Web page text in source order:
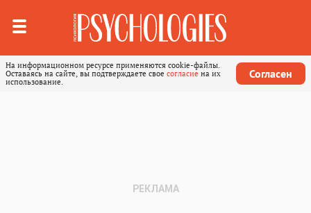
На информационном ресурсе применяются cookie-файлы.
Оставаясь на сайте, вы подтверждаете свое согласие на их
использование.
Согласен